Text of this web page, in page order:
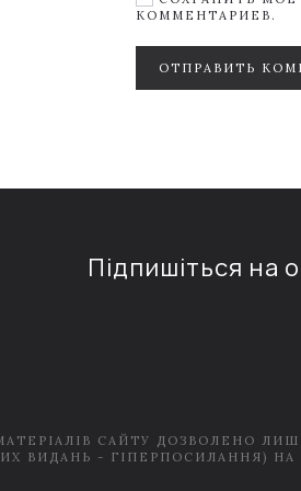
КОММЕНТАРИЕВ.
ОТПРАВИТЬ
Підпишіться на
САЙТУ ДОЗВОЛЕНО
ВИДАНЬ - ГІПЕРПОСИЛАННЯ) НА